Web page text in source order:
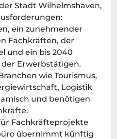
Stadt Wilhelmshaven,
ein zunehmender
Fachkräften, der
und ein bis 2040
Erwerbstätigen.
wie Tourismus,
Logistik
und benötigen
Fachkräfteprojekte
übernimmt künftig